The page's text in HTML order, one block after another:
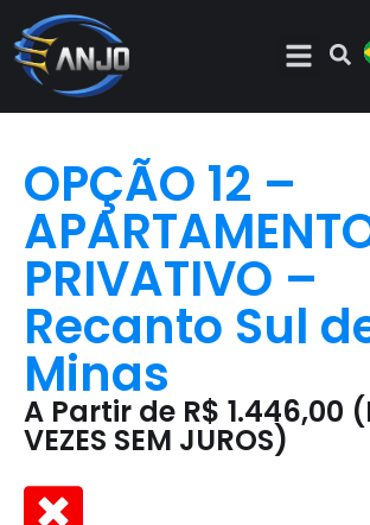
OPÇÃO 12 –
PRIVATIVO –
Recanto Sul
Minas
A Partir de R$ 1.446,00
VEZES SEM JUROS)